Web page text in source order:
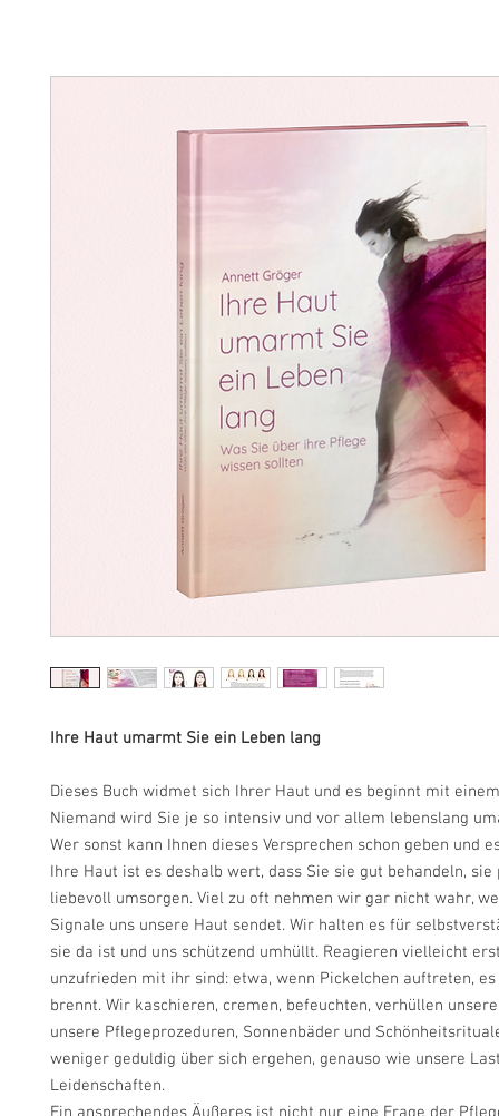
Ihre Haut umarmt Sie ein Leben lang
Dieses Buch widmet sich Ihrer Haut und es beginnt mit
Niemand wird Sie je so intensiv und vor allem lebenslang
Wer sonst kann Ihnen dieses Versprechen schon geben und
Ihre Haut ist es deshalb wert, dass Sie sie gut behandeln, sie
liebevoll umsorgen. Viel zu oft nehmen wir gar nicht wahr,
Signale uns unsere Haut sendet. Wir halten es für
sie da ist und uns schützend umhüllt. Reagieren vielleicht
unzufrieden mit ihr sind: etwa, wenn Pickelchen auftreten,
brennt. Wir kaschieren, cremen, befeuchten, verhüllen
unsere Pflegeprozeduren, Sonnenbäder und
weniger geduldig über sich ergehen, genauso wie unsere
Leidenschaften.